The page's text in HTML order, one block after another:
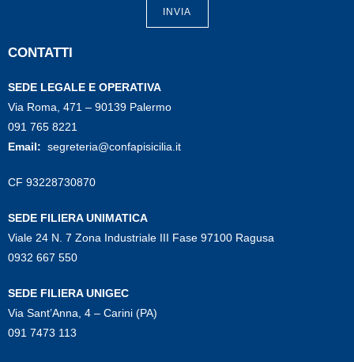
INVIA
CONTATTI
SEDE LEGALE E OPERATIVA
Via Roma, 471 – 90139 Palermo
091 765 8221
Email: segreteria@confapisicilia.it
CF 93228730870
SEDE FILIERA UNIMATICA
Viale 24 N. 7 Zona Industriale III Fase 97100 Ragusa
0932 667 550
SEDE FILIERA UNIGEC
Via Sant’Anna, 4 – Carini (PA)
091 7473 113